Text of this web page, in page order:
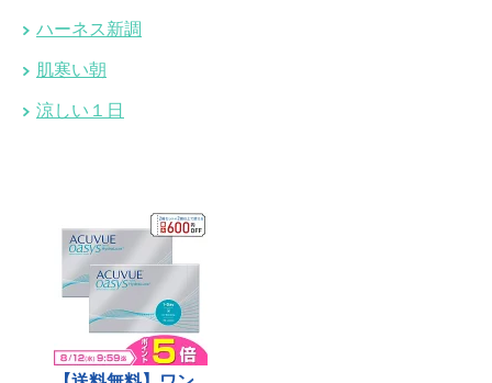
ハーネス新調
肌寒い朝
涼しい１日